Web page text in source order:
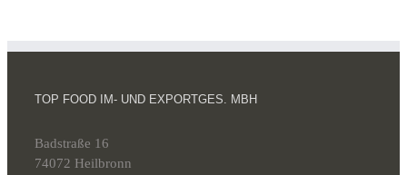
TOP FOOD IM- UND EXPORTGES. MBH
Badstraße 16
74072 Heilbronn